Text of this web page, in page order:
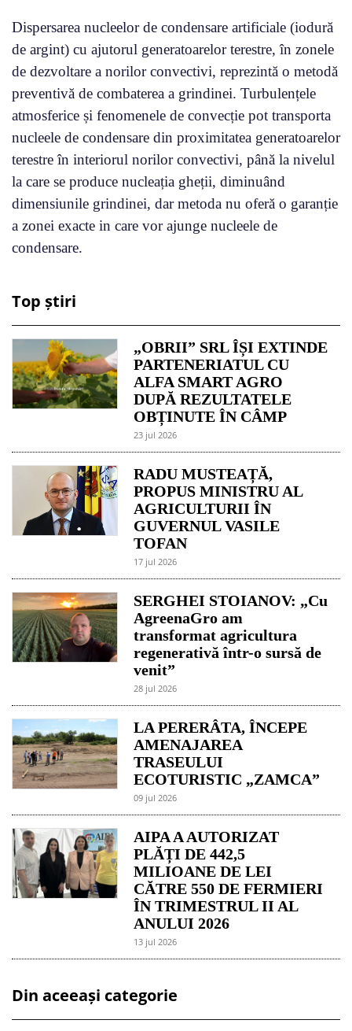
Dispersarea nucleelor de condensare artificiale (iodură
de argint) cu ajutorul generatoarelor terestre, în zonele
de dezvoltare a norilor convectivi, reprezintă o metodă
preventivă de combaterea a grindinei. Turbulențele
atmosferice și fenomenele de convecție pot transporta
nucleele de condensare din proximitatea generatoarelor
terestre în interiorul norilor convectivi, până la nivelul
la care se produce nucleația gheții, diminuând
dimensiunile grindinei, dar metoda nu oferă o garanție
a zonei exacte in care vor ajunge nucleele de
condensare.
Top știri
„OBRII” SRL ÎȘI EXTINDE
PARTENERIATUL CU
ALFA SMART AGRO
DUPĂ REZULTATELE
OBȚINUTE ÎN CÂMP
23 jul 2026
RADU MUSTEAȚĂ,
PROPUS MINISTRU AL
AGRICULTURII ÎN
GUVERNUL VASILE
TOFAN
17 jul 2026
SERGHEI STOIANOV: „Cu
AgreenaGro am
transformat agricultura
regenerativă într-o sursă de
venit”
28 jul 2026
LA PERERÂTA, ÎNCEPE
AMENAJAREA
TRASEULUI
ECOTURISTIC „ZAMCA”
09 jul 2026
AIPA A AUTORIZAT
PLĂȚI DE 442,5
MILIOANE DE LEI
CĂTRE 550 DE FERMIERI
ÎN TRIMESTRUL II AL
ANULUI 2026
13 jul 2026
Din aceeași categorie